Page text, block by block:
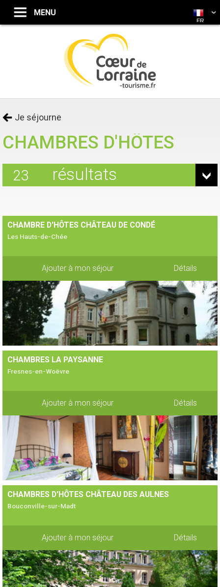
Je séjourne
CHAMBRES D'HÔTES
résultats
23
CHAMBRE D'HÔTES CHÂTEAU DE CONDÉ
Les Hauts-de-Chée
Ajouter à mon séjour Détails
CHAMBRES LA PAYSANNE
Fresnes-en-Woëvre
Ajouter à mon séjour Détails
CHAMBRES D'HÔTES CHÂTEAU DES AULNES
Bouconville-sur-Madt
Ajouter à mon séjour Détails
FR